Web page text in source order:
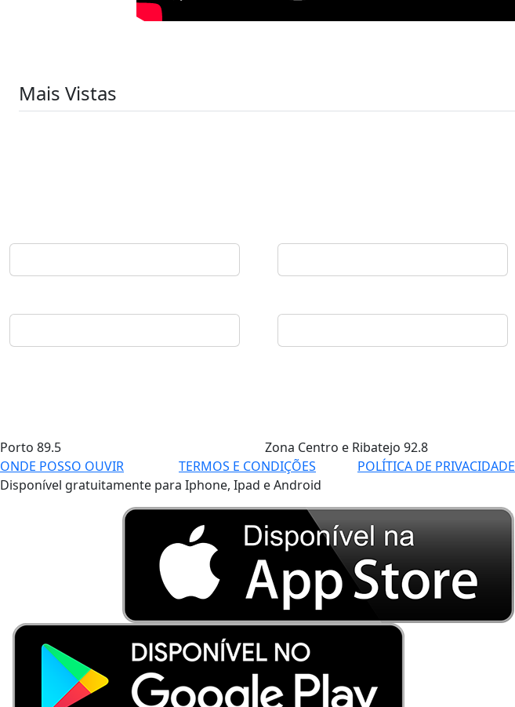
Mais Vistas
Porto 89.5 Zona Centro e Ribatejo 92.8
ONDE POSSO OUVIR
TERMOS E CONDIÇÕES POLÍTICA DE PRIVACIDADE
Disponível gratuitamente para Iphone, Ipad e Android